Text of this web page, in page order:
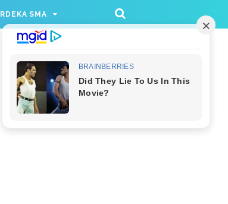
280], 'div-gpt-ad-1733174991559-
SMA